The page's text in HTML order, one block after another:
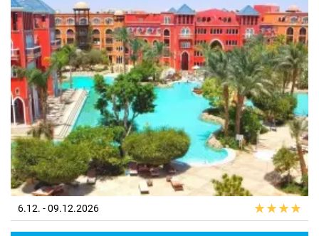
6.12. - 09.12.2026